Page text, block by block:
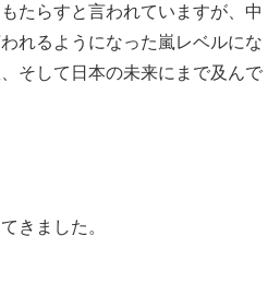
たらすと言われていますが、中
れるようになった嵐レベルにな
そして日本の未来にまで及んで
きました。